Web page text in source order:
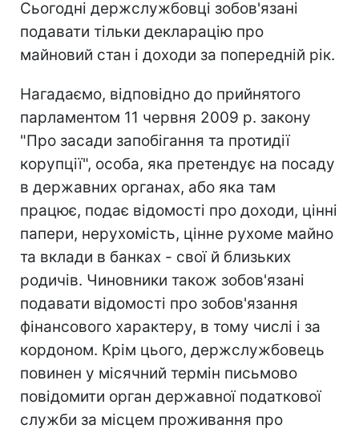
Сьогодні держслужбовці зобов'язані
подавати тільки декларацію про
майновий стан і доходи за попередній рік.
Нагадаємо, відповідно до прийнятого
парламентом 11 червня 2009 р. закону
"Про засади запобігання та протидії
корупції", особа, яка претендує на посаду
в державних органах, або яка там
працює, подає відомості про доходи, цінні
папери, нерухомість, цінне рухоме майно
та вклади в банках - свої й близьких
родичів. Чиновники також зобов'язані
подавати відомості про зобов'язання
фінансового характеру, в тому числі і за
кордоном. Крім цього, держслужбовець
повинен у місячний термін письмово
повідомити орган державної податкової
служби за місцем проживання про